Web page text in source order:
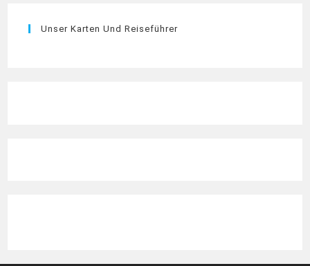
Unser Karten Und Reiseführer